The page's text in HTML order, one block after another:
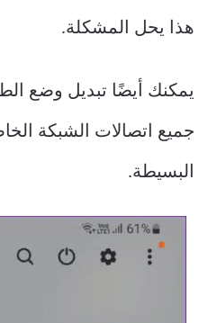
هذا يحل المشكلة.
يمكنك أيضًا تبديل وضع
جميع اتصالات الشبكة
البسيطة.